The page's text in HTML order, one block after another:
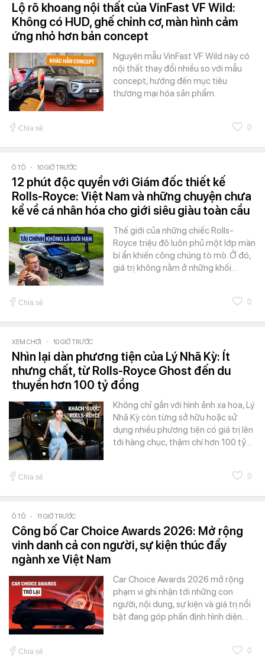
Lộ rõ khoang nội thất của VinFast VF Wild:
Không có HUD, ghế chỉnh cơ, màn hình cảm
ứng nhỏ hơn bản concept
Nguyên mẫu VinFast VF Wild này có
nội thất thay đổi nhiều so với mẫu
concept, hướng đến mục tiêu
thương mại hóa sản phẩm.
Chia sẻ 0
Ô TÔ - 10 GIỜ TRƯỚC
12 phút độc quyền với Giám đốc thiết kế
Rolls-Royce: Việt Nam và những chuyện chưa
kể về cá nhân hóa cho giới siêu giàu toàn cầu
Thế giới của những chiếc Rolls-
Royce triệu đô luôn phủ một lớp màn
bí ẩn khiến công chúng tò mò. Ở đó,
giá trị không nằm ở những khối…
Chia sẻ 0
XEM CHƠI - 10 GIỜ TRƯỚC
Nhìn lại dàn phương tiện của Lý Nhã Kỳ: Ít
nhưng chất, từ Rolls-Royce Ghost đến du
thuyền hơn 100 tỷ đồng
Không chỉ gắn với hình ảnh xa hoa, Lý
Nhã Kỳ còn từng sở hữu hoặc sử
dụng nhiều phương tiện có giá trị lên
tới hàng chục, thậm chí hơn 100 tỷ…
Chia sẻ 0
Ô TÔ - 11 GIỜ TRƯỚC
Công bố Car Choice Awards 2026: Mở rộng
vinh danh cả con người, sự kiện thúc đẩy
ngành xe Việt Nam
Car Choice Awards 2026 mở rộng
phạm vi ghi nhận tới những con
người, nội dung, sự kiện và giá trị nổi
bật đang góp phần định hình diện…
Chia sẻ 0